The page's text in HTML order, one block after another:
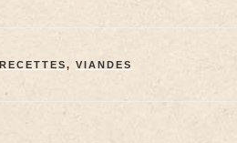
RECETTES, VIANDES